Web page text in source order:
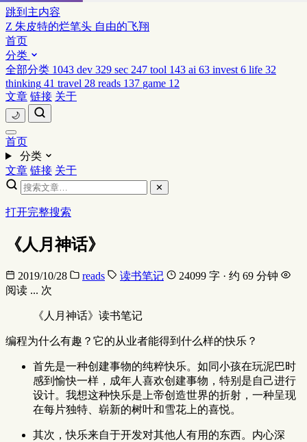
跳到主内容
Z 朱皮特的烂笔头 自由的飞翔
首页
分类
全部分类 1043 dev 329 sec 247 tool 143 ai 63 invest 6 life 32
thinking 41 travel 28 reads 137 game 12
文章 链接 关于
🌙
首页
分类
文章 链接 关于
✕
打开完整搜索
《人月神话》
2019/10/28 reads 读书笔记
24099 字 · 约 69 分钟
阅读 ... 次
《人月神话》读书笔记
编程为什么有趣？它的从业者能得到什么样的快乐？
首先是一种创建事物的纯粹快乐。如同小孩在玩泥巴时
感到愉快一样，成年人喜欢创建事物，特别是自己进行
设计。我想这种快乐是上帝创造世界的折射，一种呈现
在每片独特、崭新的树叶和雪花上的喜悦。
其次，快乐来自于开发对其他人有用的东西。内心深